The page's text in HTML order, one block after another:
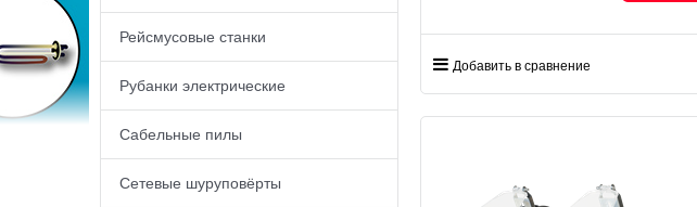
Рейсмусовые станки
Рубанки электрические
Сабельные пилы
Сетевые шуруповёрты
Добавить в сравнение